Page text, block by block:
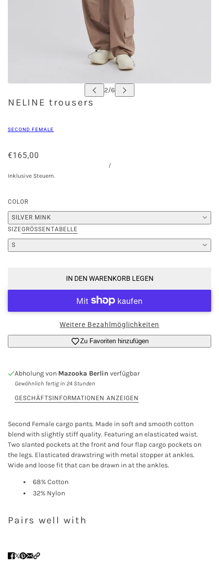
NELINE trousers
SECOND FEMALE
€165,00
/
Inklusive Steuern.
COLOR
SILVER MINK
SIZEGRÖSSENTABELLE
S
IN DEN WARENKORB LEGEN
Weitere Bezahlmöglichkeiten
Zu Favoriten hinzufügen
Abholung von Mazooka Berlin verfügbar
Gewöhnlich fertig in 24 Stunden
GESCHÄFTSINFORMATIONEN ANZEIGEN
Second Female cargo pants. Made in soft and smooth cotton
blend with slightly stiff quality. Featuring an elasticated waist.
Two slanted pockets at the front and four flap cargo pockets on
the legs. Elasticated drawstring with metal stopper at ankles.
Wide and loose fit that can be drawn in at the ankles.
68% Cotton
32% Nylon
Pairs well with
Anmeldung erforderlich
Ihrer Wunschliste hinzuzufügen und Ihre zuvor
gespeicherten Artikel anzuzeigen.
Login